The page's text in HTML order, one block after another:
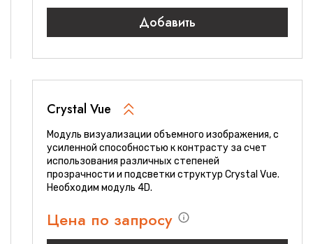
Добавить
Crystal Vue
Модуль визуализации объемного изображения, с
усиленной способностью к контрасту за счет
использования различных степеней
прозрачности и подсветки структур Crystal Vue.
Необходим модуль 4D.
Цена по запросу